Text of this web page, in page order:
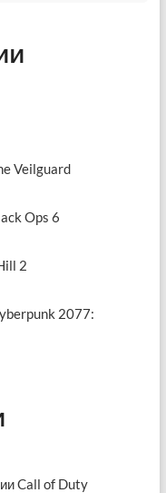
Veilguard
Ops 6
2
2077:
Call of Duty